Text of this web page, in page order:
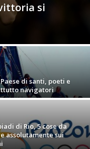
si
di santi, poeti e
navigatori
di Rio, 5 cose da
assolutamente sui